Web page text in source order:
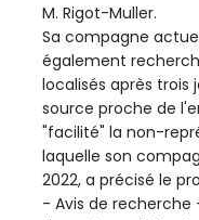
M. Rigot-Muller.
Sa compagne
également
localisés après trois
source proche de
"facilité" la non-
laquelle son
2022, a précisé le
- Avis de recherche